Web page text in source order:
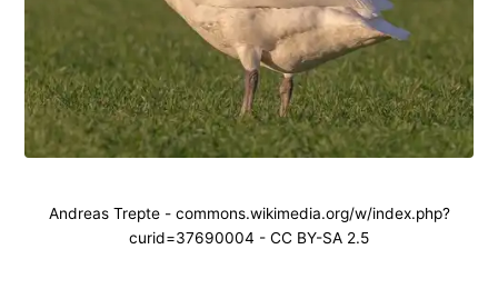
Andreas Trepte - commons.wikimedia.org/w/index.php?
curid=37690004 - CC BY-SA 2.5